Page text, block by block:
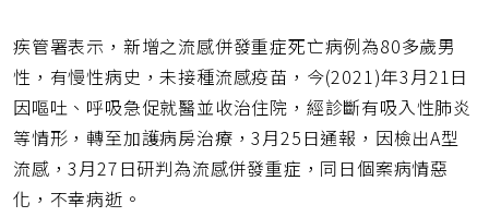
疾管署表示，新增之流感併發重症死亡病例為80多歲男
性，有慢性病史，未接種流感疫苗，今(2021)年3月21日
因嘔吐、呼吸急促就醫並收治住院，經診斷有吸入性肺炎
等情形，轉至加護病房治療，3月25日通報，因檢出A型
流感，3月27日研判為流感併發重症，同日個案病情惡
化，不幸病逝。